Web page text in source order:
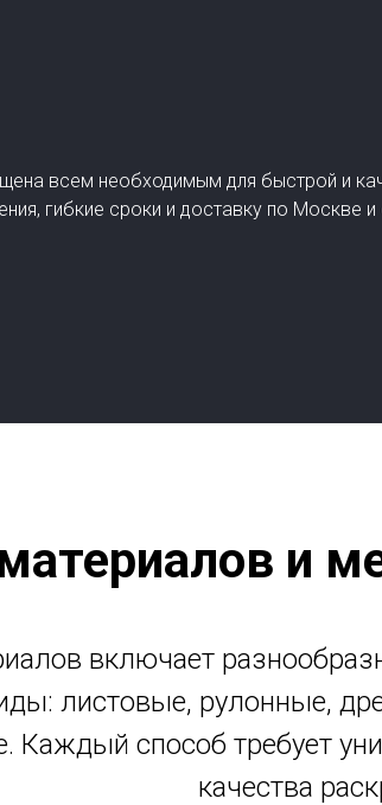
всем необходимым для быстрой и
гибкие сроки и доставку по
и
включает
листовые, рулонные,
Каждый способ требует
качества